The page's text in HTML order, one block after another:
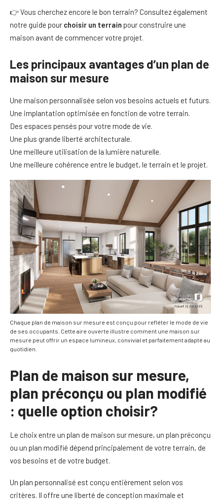
👉 Vous cherchez encore le bon terrain? Consultez également
notre guide pour choisir un terrain pour construire une
maison avant de commencer votre projet.
Les principaux avantages d’un plan de
maison sur mesure
Une maison personnalisée selon vos besoins actuels et futurs.
Une implantation optimisée en fonction de votre terrain.
Des espaces pensés pour votre mode de vie.
Une plus grande liberté architecturale.
Une meilleure utilisation de la lumière naturelle.
Une meilleure cohérence entre le budget, le terrain et le projet.
Chaque plan de maison sur mesure est conçu pour refléter le mode de vie
de ses occupants. Cette aire ouverte illustre comment une maison sur
mesure peut offrir un espace lumineux, convivial et parfaitement adapté au
quotidien.
Plan de maison sur mesure,
plan préconçu ou plan modifié
: quelle option choisir?
Le choix entre un plan de maison sur mesure, un plan préconçu
ou un plan modifié dépend principalement de votre terrain, de
vos besoins et de votre budget.
Un plan personnalisé est conçu entièrement selon vos
critères. Il offre une liberté de conception maximale et